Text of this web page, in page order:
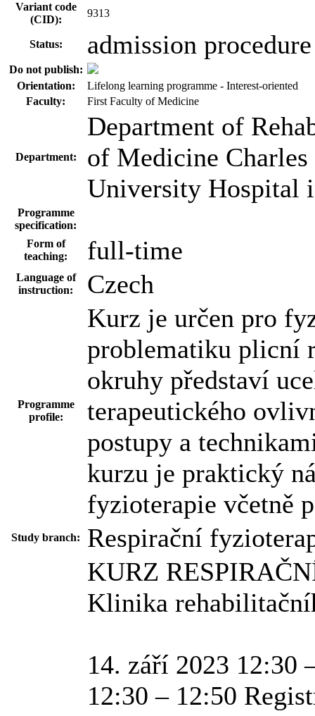
Variant code
(CID):
9313
Status: admission
Do not publish:
Orientation:
Lifelong learning programme - Interest-oriented
Faculty:
First Faculty of Medicine
Department:
Department of
of Medicine
University Hospital
Programme
specification:
Form of
teaching:
full-time
Language of
instruction:
Czech
Programme
profile:
Kurz je určen pro
problematiku plicní
okruhy představí
terapeutického
postupy a
kurzu je praktický
fyzioterapie včetně
Study branch:
Respirační
KURZ
Klinika
14. září 2023 12:30
12:30 – 12:50